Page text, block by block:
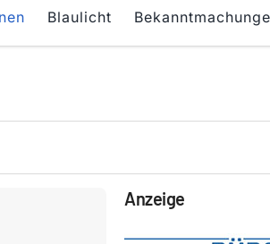
Blaulicht
Anzeige